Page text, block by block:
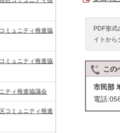
PDF形
イトから
この
市民部
電話
ミュニティ推進協
ミュニティ推進協
ティ推進協議会
コミュニティ推進